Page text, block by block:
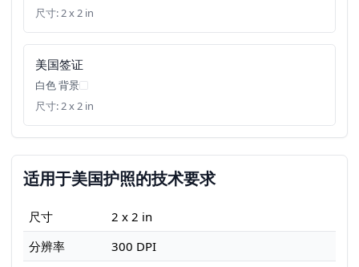
尺寸: 2 x 2 in
美国签证
白色 背景
尺寸: 2 x 2 in
适用于美国护照的技术要求
尺寸
2 x 2 in
分辨率
300 DPI